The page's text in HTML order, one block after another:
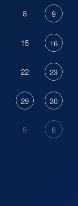
8 9
15 16
22 23
29 30
5 6